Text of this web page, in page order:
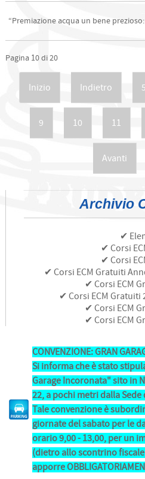
“Premiazione acqua un bene
Pagina 10 di 20
Inizio Indietro 5
9 10 11
Avanti
Archivio
✔
✔ Corsi
✔ Corsi
✔ Corsi ECM Gratuiti
✔ Corsi ECM
✔ Corsi ECM Gratuiti
✔ Corsi ECM
✔ Corsi ECM
CONVENZIONE: GRAN
Si informa che è stato
Garage Incoronata" sito in
22, a pochi metri dalla
Tale convenzione è
giornate del sabato per le
orario 9,00 - 13,00, per un
(dietro allo scontrino
apporre